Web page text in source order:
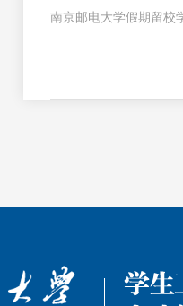
南京邮电大学假期留校